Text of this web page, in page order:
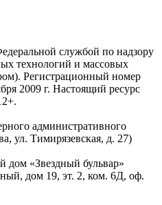
службой по надзору
технологий и массовых
Регистрационный номер
2009 г. Настоящий ресурс
административного
ул. Тимирязевская, д. 27)
дом «Звездный бульвар»
дом 19, эт. 2, ком. 6Д, оф.